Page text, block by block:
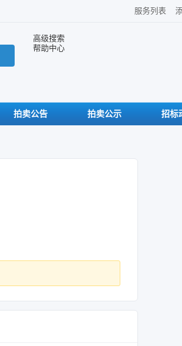
服务列表
高级搜索
帮助中心
拍卖公告 拍卖公示 招标